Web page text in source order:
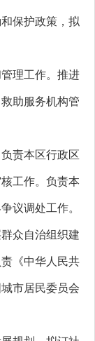
保护政策，拟
理工作。推进
助服务机构管
责本区行政区
工作。负责本
议调处工作。
众自治组织建
《中华人民共
市居民委员会